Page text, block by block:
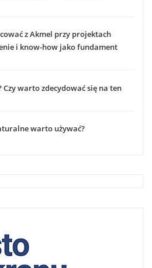
z Akmel przy projektach
i know-how jako fundament
Czy warto zdecydować się na ten
warto używać?